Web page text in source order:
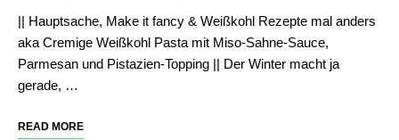
|| Hauptsache, Make it fancy & Weißkohl Rezepte mal anders
aka Cremige Weißkohl Pasta mit Miso-Sahne-Sauce,
Parmesan und Pistazien-Topping || Der Winter macht ja
gerade, …
READ MORE